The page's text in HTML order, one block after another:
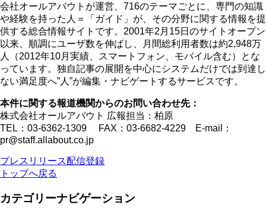
会社オールアバウトが運営、716のテーマごとに、専門の知識
や経験を持った人＝「ガイド」が、その分野に関する情報を提
供する総合情報サイトです。2001年2月15日のサイトオープン
以来、順調にユーザ数を伸ばし、月間総利用者数は約2,948万
人（2012年10月実績、スマートフォン、モバイル含む）とな
っています。独自記事の展開を中心にシステムだけでは到達し
ない満足度へ”人”が編集・ナビゲートするサービスです。
本件に関する報道機関からのお問い合わせ先：
株式会社オールアバウト 広報担当：柏原
TEL：03-6362-1309 FAX：03-6682-4229 E-mail：
pr@staff.allabout.co.jp
プレスリリース配信登録
トップへ戻る
カテゴリーナビゲーション